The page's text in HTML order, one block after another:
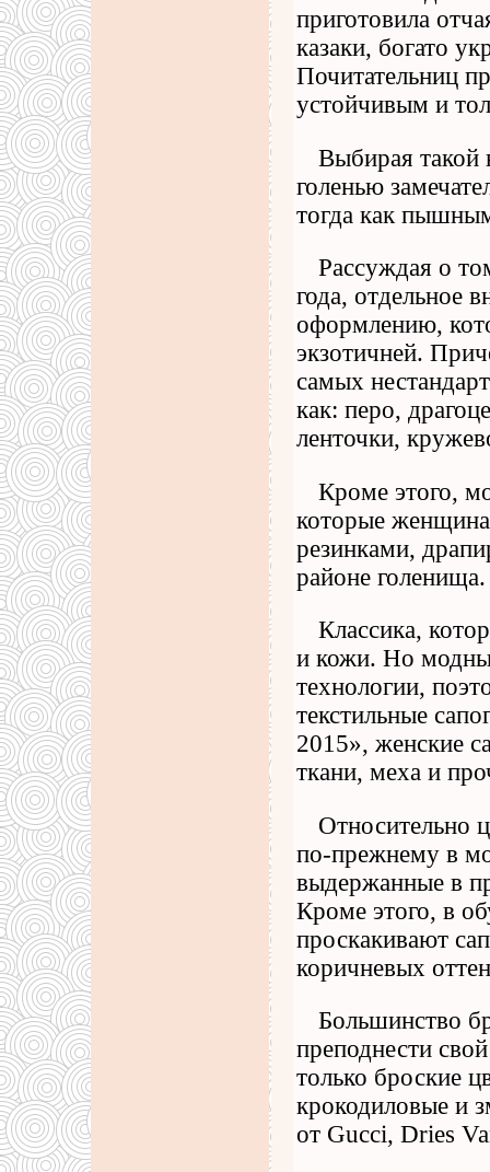
приготовила
казаки, богато
Почитательниц
устойчивым и
Выбирая такой
голенью
тогда как
Рассуждая о
года, отдельное
оформлению,
экзотичней.
самых
как: перо,
ленточки,
Кроме этого,
которые
резинками,
районе голенища.
Классика,
и кожи. Но
технологии,
текстильные
2015», женские
ткани, меха и
Относительно
по-прежнему в
выдержанные в
Кроме этого, в
проскакивают
коричневых
Большинство
преподнести
только броские
крокодиловые и
от Gucci, Dries